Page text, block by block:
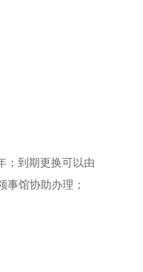
；到期更换可以由
馆协助办理；